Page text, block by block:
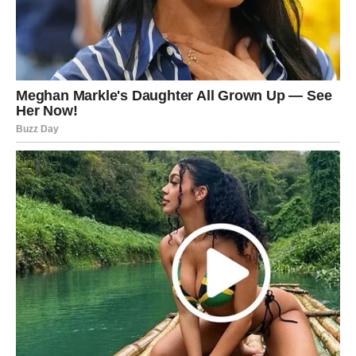
Nedelja donosi smirenje i jasniju sliku.
Poruka sudbine: Transformacija je put ka slobodi.
STRELAC – Put iznenađenja
Subota donosi spontanu promenu planova – poziv, susret
ili neočekivano putovanje.
Nedelja donosi ozbiljniji razgovor o budućnosti.
Poruka sudbine: Kada se prepustite toku, sudbina vas
vodi dalje nego što ste planirali.
JARAC – Stabilnost i sudbinski